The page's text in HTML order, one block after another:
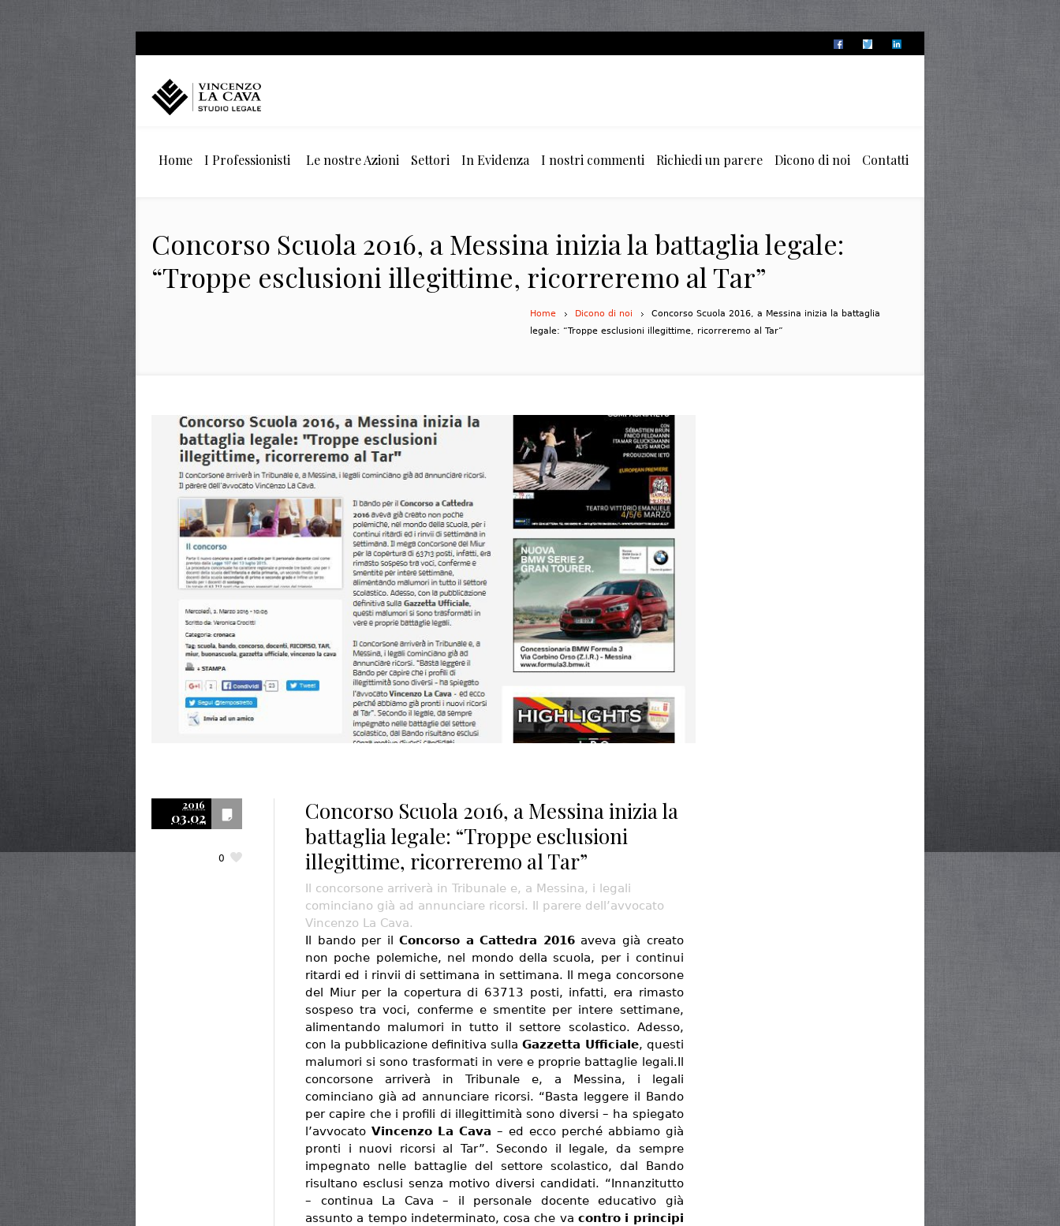
Home I Professionisti Le nostre Azioni Settori In Evidenza I nostri commenti Richiedi un parere Dicono di noi Contatti
Concorso Scuola 2016, a Messina inizia la battaglia legale:
“Troppe esclusioni illegittime, ricorreremo al Tar”
Home Dicono di noi
Concorso Scuola 2016, a Messina inizia la battaglia
legale: “Troppe esclusioni illegittime, ricorreremo al Tar”
2016
03.02
0
Concorso Scuola 2016, a Messina inizia la
battaglia legale: “Troppe esclusioni
illegittime, ricorreremo al Tar”
Il concorsone arriverà in Tribunale e, a Messina, i legali
cominciano già ad annunciare ricorsi. Il parere dell’avvocato
Vincenzo La Cava.
Il bando per ilConcorso a Cattedra 2016aveva già creato
non poche polemiche, nel mondo della scuola, per i continui
ritardi ed i rinvii di settimana in settimana. Il mega concorsone
del Miur per la copertura di 63713 posti, infatti, era rimasto
sospeso tra voci, conferme e smentite per intere settimane,
alimentando malumori in tutto il settore scolastico. Adesso,
con la pubblicazione definitiva sulla Gazzetta Ufficiale, questi
malumori si sono trasformati in vere e proprie battaglie legali.Il
concorsone arriverà in Tribunale e, a Messina, i legali
cominciano già ad annunciare ricorsi. “Basta leggere il Bando
per capire che i profili di illegittimità sono diversi – ha spiegato
l’avvocato Vincenzo La Cava – ed ecco perché abbiamo già
pronti i nuovi ricorsi al Tar”. Secondo il legale, da sempre
impegnato nelle battaglie del settore scolastico, dal Bando
risultano esclusi senza motivo diversi candidati. “Innanzitutto
– continua La Cava – il personale docente educativo già
assunto a tempo indeterminato, cosa che vacontro i principi